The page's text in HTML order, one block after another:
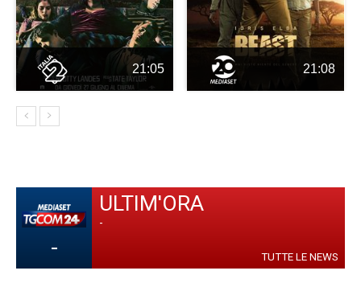
21:05 21:08
-
ULTIM'ORA
-
TUTTE LE NEWS